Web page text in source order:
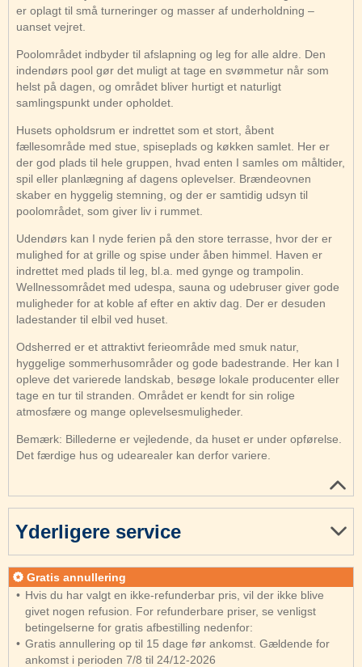
er oplagt til små turneringer og masser af underholdning –
uanset vejret.
Poolområdet indbyder til afslapning og leg for alle aldre. Den
indendørs pool gør det muligt at tage en svømmetur når som
helst på dagen, og området bliver hurtigt et naturligt
samlingspunkt under opholdet.
Husets opholdsrum er indrettet som et stort, åbent
fællesområde med stue, spiseplads og køkken samlet. Her er
der god plads til hele gruppen, hvad enten I samles om måltider,
spil eller planlægning af dagens oplevelser. Brændeovnen
skaber en hyggelig stemning, og der er samtidig udsyn til
poolområdet, som giver liv i rummet.
Udendørs kan I nyde ferien på den store terrasse, hvor der er
mulighed for at grille og spise under åben himmel. Haven er
indrettet med plads til leg, bl.a. med gynge og trampolin.
Wellnessområdet med udespa, sauna og udebruser giver gode
muligheder for at koble af efter en aktiv dag. Der er desuden
ladestander til elbil ved huset.
Odsherred er et attraktivt ferieområde med smuk natur,
hyggelige sommerhusområder og gode badestrande. Her kan I
opleve det varierede landskab, besøge lokale producenter eller
tage en tur til stranden. Området er kendt for sin rolige
atmosfære og mange oplevelsesmuligheder.
Bemærk: Billederne er vejledende, da huset er under opførelse.
Det færdige hus og udearealer kan derfor variere.
Yderligere service
Gratis annullering
Hvis du har valgt en ikke-refunderbar pris, vil der ikke blive
givet nogen refusion. For refunderbare priser, se venligst
betingelserne for gratis afbestilling nedenfor:
Gratis annullering op til 15 dage før ankomst. Gældende for
ankomst i perioden 7/8 til 24/12-2026